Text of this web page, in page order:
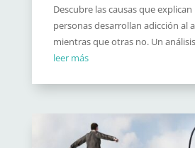
Descubre las causas que
personas desarrollan adicción al
mientras que otras no. Un
leer más